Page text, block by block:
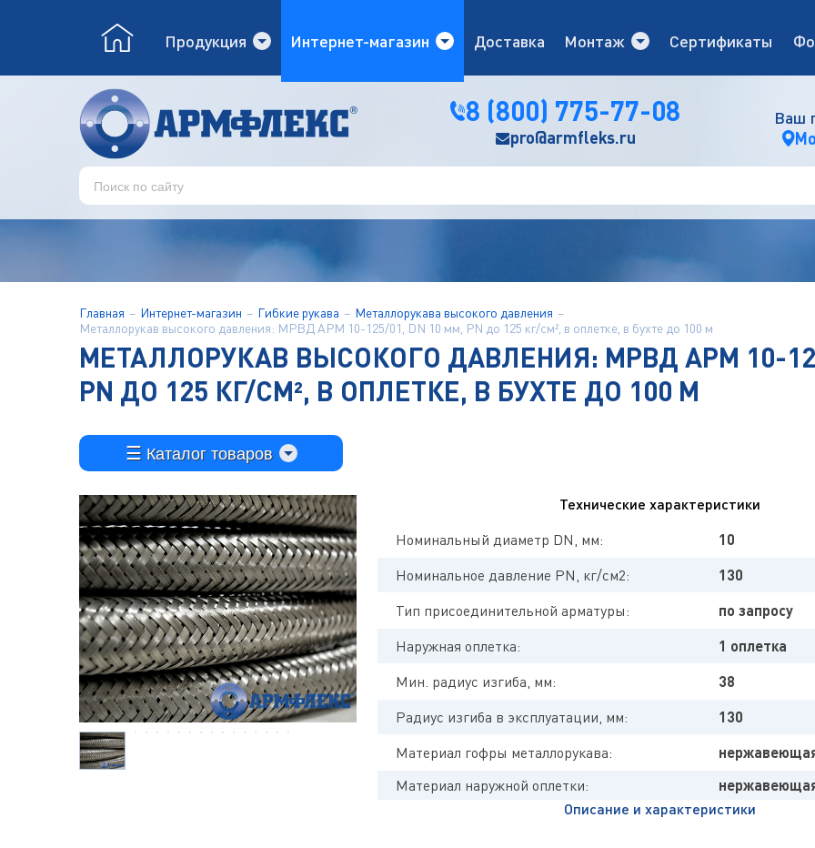
Продукция Интернет-магазин Доставка Монтаж Сертификаты
8 (800) 775-77-08
pro@armfleks.ru
Ваш
Главная Интернет-магазин Гибкие рукава
Металлорукава высокого давления
Металлорукав высокого давления: МРВД АРМ 10-125/01, DN 10 мм, PN до 125 кг/см², в оплетке, в бухте до 100 м
МЕТАЛЛОРУКАВ ВЫСОКОГО ДАВЛЕНИЯ: МРВД АРМ 10-
PN ДО 125 КГ/СМ², В ОПЛЕТКЕ, В БУХТЕ ДО 100 М
Каталог товаров
Технические характеристики
Номинальный диаметр DN, мм: 10
Номинальное давление PN, кг/см2: 130
Тип присоединительной арматуры: по запросу
Наружная оплетка: 1 оплетка
Мин. радиус изгиба, мм: 38
Радиус изгиба в эксплуатации, мм: 130
Материал гофры металлорукава:
Материал наружной оплетки:
Описание и характеристики